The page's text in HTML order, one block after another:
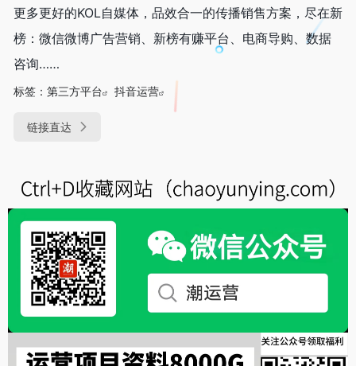
更多更好的KOL自媒体，品效合一的传播销售方案，尽在新
榜：微信微博广告营销、新榜有赚平台、电商导购、数据
咨询……
标签： 第三方平台 抖音运营
链接直达